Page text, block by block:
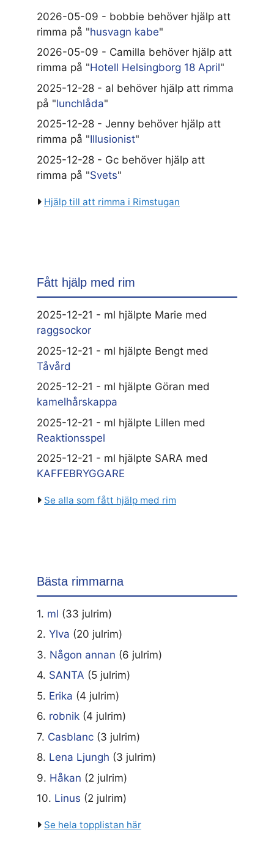
2026-05-09 - bobbie behöver hjälp att
rimma på "husvagn kabe"
2026-05-09 - Camilla behöver hjälp att
rimma på "Hotell Helsingborg 18 April"
2025-12-28 - al behöver hjälp att rimma
på "lunchlåda"
2025-12-28 - Jenny behöver hjälp att
rimma på "Illusionist"
2025-12-28 - Gc behöver hjälp att
rimma på "Svets"
Hjälp till att rimma i Rimstugan
Fått hjälp med rim
2025-12-21 - ml hjälpte Marie med
raggsockor
2025-12-21 - ml hjälpte Bengt med
Tåvård
2025-12-21 - ml hjälpte Göran med
kamelhårskappa
2025-12-21 - ml hjälpte Lillen med
Reaktionsspel
2025-12-21 - ml hjälpte SARA med
KAFFEBRYGGARE
Se alla som fått hjälp med rim
Bästa rimmarna
1. ml (33 julrim)
2. Ylva (20 julrim)
3. Någon annan (6 julrim)
4. SANTA (5 julrim)
5. Erika (4 julrim)
6. robnik (4 julrim)
7. Casblanc (3 julrim)
8. Lena Ljungh (3 julrim)
9. Håkan (2 julrim)
10. Linus (2 julrim)
Se hela topplistan här